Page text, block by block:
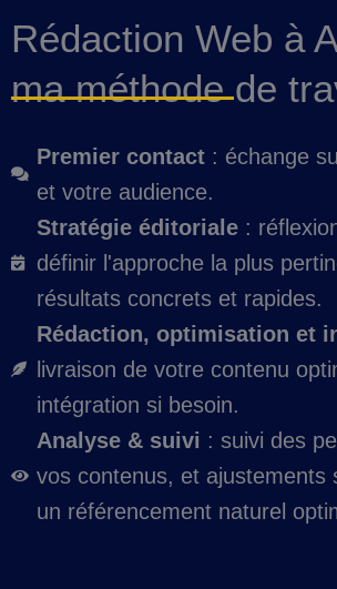
Rédaction Web à
ma méthode de
Premier contact: échange
et votre audience.
Stratégie éditoriale:
définir l'approche la plus
résultats concrets et rapides.
Rédaction, optimisation et
livraison de votre contenu
intégration si besoin.
Analyse & suivi : suivi des
vos contenus, et ajustements
un référencement naturel